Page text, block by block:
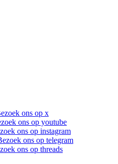
ons op x
ons op youtube
ons op instagram
ons op telegram
ons op threads